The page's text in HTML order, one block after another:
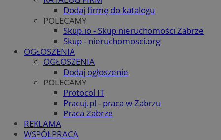
Dodaj firmę do katalogu
POLECAMY
Skup.io - Skup nieruchomości Zabrze
Skup - nieruchomosci.org
OGŁOSZENIA
OGŁOSZENIA
Dodaj ogłoszenie
POLECAMY
Protocol IT
Pracuj.pl - praca w Zabrzu
Praca Zabrze
REKLAMA
WSPÓŁPRACA